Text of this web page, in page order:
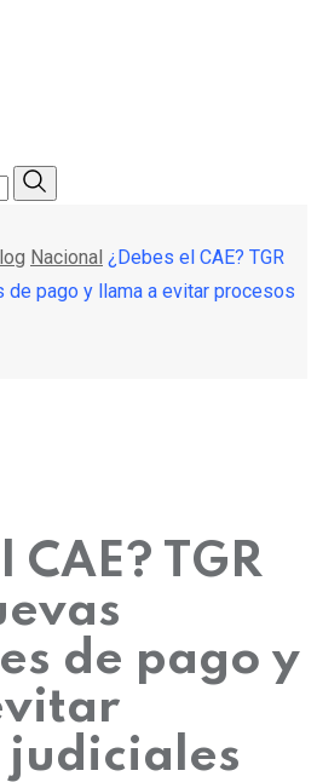
Nacional ¿Debes el CAE? TGR
pago y llama a evitar procesos
CAE? TGR
de pago y
judiciales